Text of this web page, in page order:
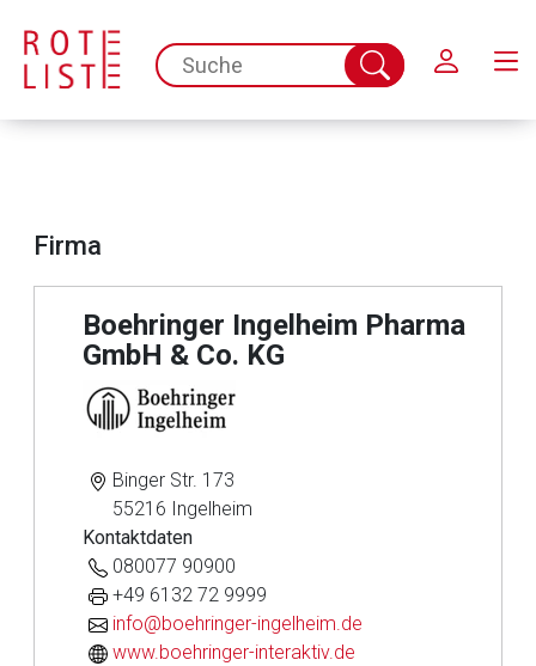
spc.search.input.placeholder
Suche
abschicken
Firma
Boehringer Ingelheim Pharma
GmbH & Co. KG
Binger Str. 173
55216 Ingelheim
Kontaktdaten
080077 90900
+49 6132 72 9999
info@boehringer-ingelheim.de
www.boehringer-interaktiv.de